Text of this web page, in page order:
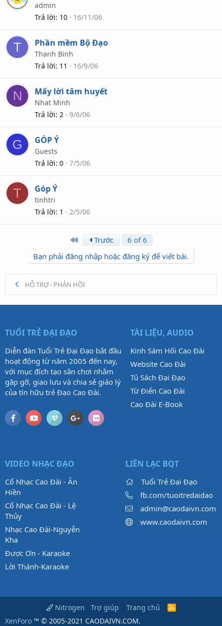
admin
Trả lời 10 16/11/06
T Phần mềm Bộ Đạo
Thanh Binh
Trả lời 11 16/9/06
N Mấy lời tâm huyết
Nhat Minh
Trả lời 2 9/6/06
G GÓP Ý
Guests
Trả lời 0 7/5/06
T Góp Ý
tinhtri
Trả lời 1 2/5/06
First Trước
6 of 6
Bạn phải đăng nhập hoặc đăng ký để viết bài.
HỖ TRỢ - PHẢN HỒI
TUỔI TRẺ ĐẠI ĐẠO
Diễn đàn Tuổi Trẻ Đại Đạo bắt đầu
hoạt động từ năm 2005 đến nay,
với mục đích tạo sân chơi nhằm
gặp gỡ, giao lưu và chia sẻ giáo lý
của tín hữu trẻ Đạo Cao Đài.
TÀI LIỆU, AUDIO
Kinh Sám Hối Cao Đài
Website Cao Đài
Tủ Sách Đại Đạo
Từ Điển Cao Đài
Cao Đài E-Book
VIDEO NHẠC ĐẠO
Cổ Nhạc Cao Đài - Ân
Hiền
Cổ Nhạc Cao Đài - Lệ
Thủy
Nhạc Cao Đài-Nguyễn
Kha
Được Ơn - Karaoke
Lời Thánh-Karaoke
LIÊN LẠC BQT
Tuổi Trẻ Đại Đạo
fb.com/tuoitredaidao
admin@caodaivn.com
www.caodaivn.com
Nitrogen Trợ giúp Trang chủ
R
XenForo ™ © 2005-2021 CAODAIVN.COM.